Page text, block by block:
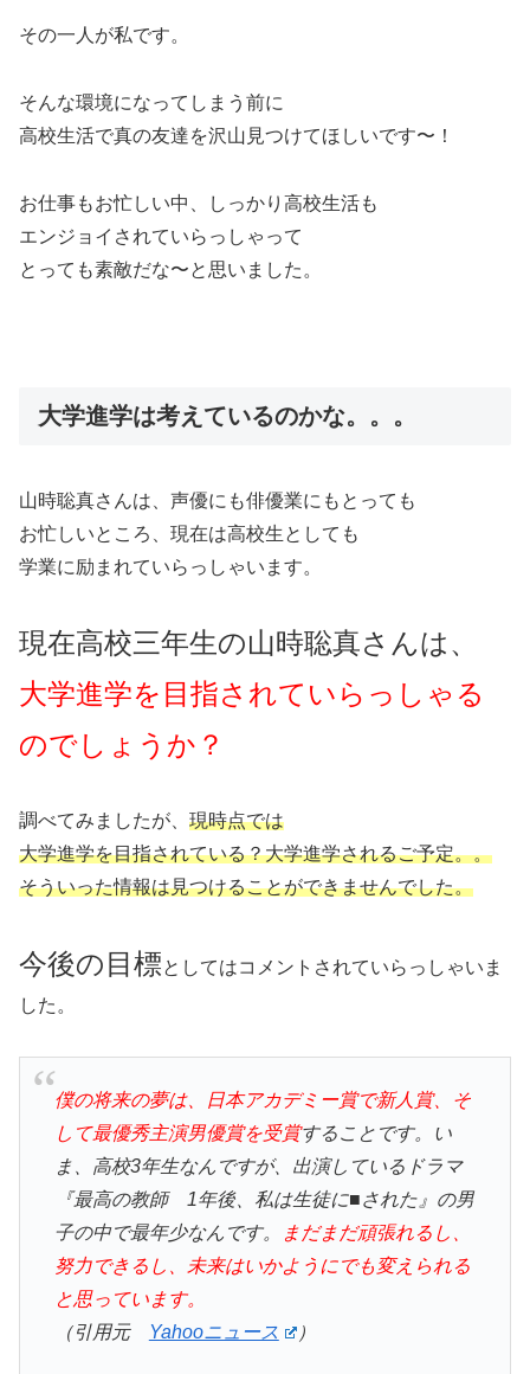
その一人が私です。
そんな環境になってしまう前に
高校生活で真の友達を沢山見つけてほしいです〜！
お仕事もお忙しい中、しっかり高校生活も
エンジョイされていらっしゃって
とっても素敵だな〜と思いました。
大学進学は考えているのかな。。。
山時聡真さんは、声優にも俳優業にもとっても
お忙しいところ、現在は高校生としても
学業に励まれていらっしゃいます。
現在高校三年生の山時聡真さんは、
大学進学を目指されていらっしゃる
のでしょうか？
調べてみましたが、 現時点では
大学進学を目指されている？大学進学されるご予定。。
そういった情報は見つけることができませんでした。
今後の目標としてはコメントされていらっしゃいま
した。
僕の将来の夢は、日本アカデミー賞で新人賞、そ
して最優秀主演男優賞を受賞することです。い
ま、高校3年生なんですが、出演しているドラマ
『最高の教師 1年後、私は生徒に■された』の男
子の中で最年少なんです。
まだまだ頑張れるし、
努力できるし、未来はいかようにでも変えられる
と思っています。
（引用元 Yahooニュース ）